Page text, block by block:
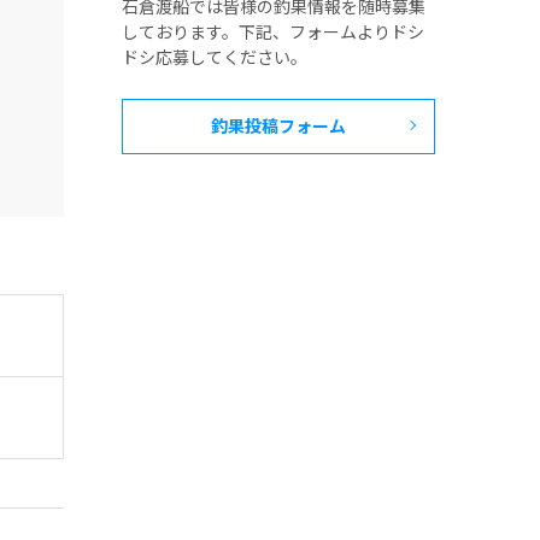
石倉渡船では皆様の釣果情報を随時募集
しております。下記、フォームよりドシ
ドシ応募してください。
釣果投稿フォーム